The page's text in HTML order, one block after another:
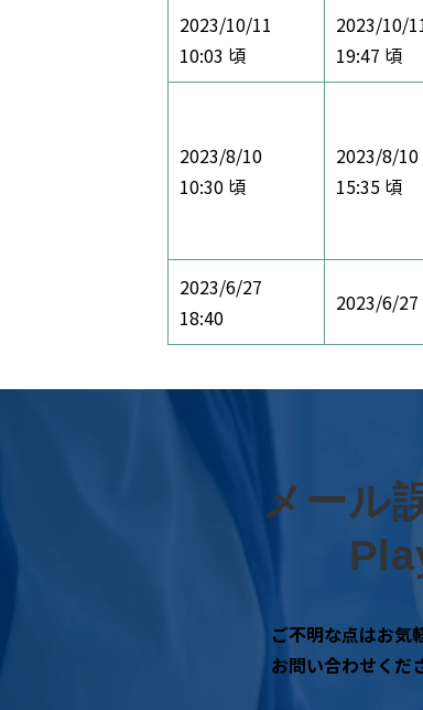
2023/10/11
10:03 頃
2023/10/
19:47 頃
2023/8/10
10:30 頃
2023/8/10
15:35 頃
2023/6/27
18:40
2023/6/27
メール
ご不明な点はお気
お問い合わせくだ